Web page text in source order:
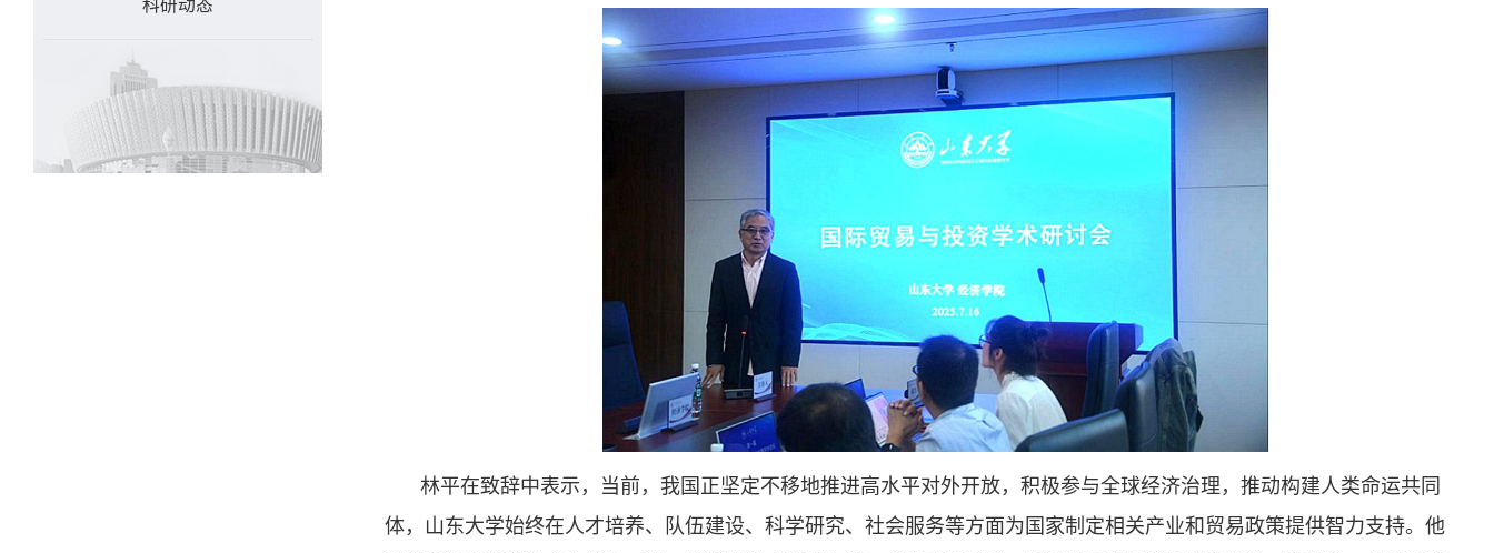
科研动态
林平在致辞中表示，当前，我国正坚定不移地推进高水平对外开放，积极参与全球经济治理，推动构建人类命运共同
体，山东大学始终在人才培养、队伍建设、科学研究、社会服务等方面为国家制定相关产业和贸易政策提供智力支持。他